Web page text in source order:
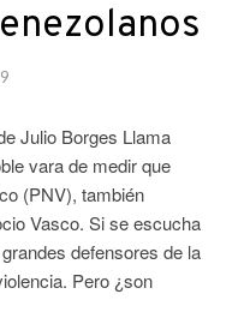
Julio Borges Llama
vara de medir que
(PNV), también
Vasco. Si se escucha
defensores de la
Pero ¿son